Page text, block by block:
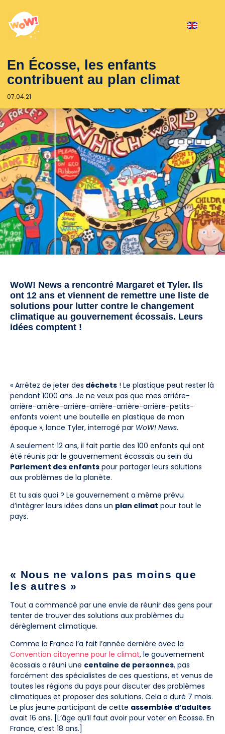
En Écosse, les enfants
contribuent au plan climat
07.04.21
WoW! News a rencontré Margaret et Tyler. Ils
ont 12 ans et viennent de remettre une liste de
solutions pour lutter contre le changement
climatique au gouvernement écossais. Leurs
idées comptent !
« Arrêtez de jeter des déchets ! Le plastique peut rester là
pendant 1000 ans. Je ne veux pas que mes arrière-
arrière-arrière-arrière-arrière-arrière-arrière-petits-
enfants voient une bouteille en plastique de mon
époque », lance Tyler, interrogé par WoW! News.
A seulement 12 ans, il fait partie des 100 enfants qui ont
été réunis par le gouvernement écossais au sein du
Parlement des enfants pour partager leurs solutions
aux problèmes de la planète.
Et tu sais quoi ? Le gouvernement a même prévu
d’intégrer leurs idées dans un plan climat pour tout le
pays.
« Nous ne valons pas moins que
les autres »
Tout a commencé par une envie de réunir des gens pour
tenter de trouver des solutions aux problèmes du
dérèglement climatique.
Comme la France l’a fait l’année dernière avec la
Convention citoyenne pour le climat, le gouvernement
écossais a réuni une centaine de personnes, pas
forcément des spécialistes de ces questions, et venus de
toutes les régions du pays pour discuter des problèmes
climatiques et proposer des solutions. Cela a duré 7 mois.
Le plus jeune participant de cette assemblée d’adultes
avait 16 ans. [L’âge qu’il faut avoir pour voter en Écosse. En
France, c’est 18 ans.]